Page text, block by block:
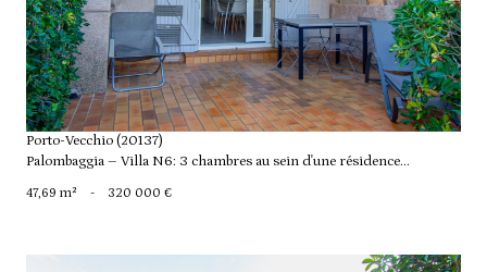
Porto-Vecchio (20137)
Palombaggia – Villa N6: 3 chambres au sein d'une résidence...
47,69 m² - 320 000 €